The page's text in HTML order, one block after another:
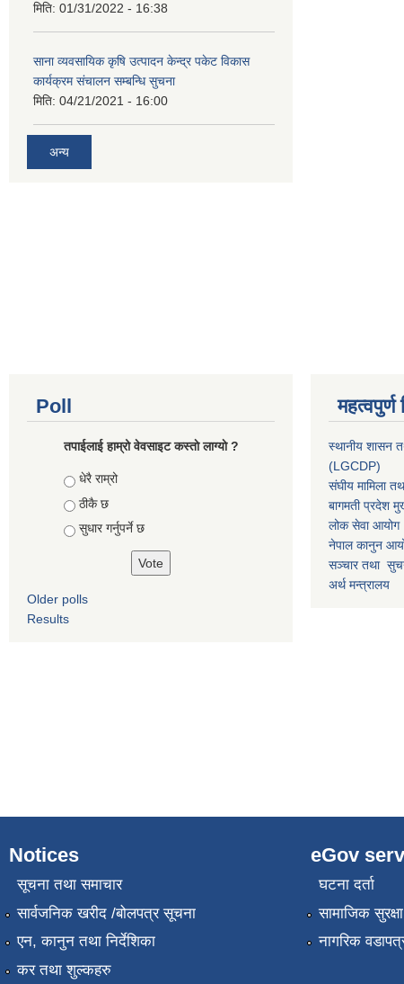
मिति: 01/31/2022 - 16:38
साना व्यवसायिक कृषि उत्पादन केन्द्र पकेट विकास
कार्यक्रम संचालन सम्बन्धि सुचना
मिति: 04/21/2021 - 16:00
अन्य
Poll
तपाईलाई हाम्रो वेवसाइट कस्ताे लाग्याे ?
Choices
धेरै राम्रो
ठीकै छ
सुधार गर्नुपर्ने छ
Older polls
Results
स्थानीय शासन
(LGCDP)
संघीय मामिला
बागमती प्रदेश
लोक सेवा आयोग
नेपाल कानुन
सञ्चार तथा
अर्थ मन्त्रालय
Notices
सूचना तथा समाचार
सार्वजनिक खरीद /बोलपत्र सूचना
एन, कानुन तथा निर्देशिका
कर तथा शुल्कहरु
eGov
घटना दर्ता
सामाजिक सुरक्षा
नागरिक